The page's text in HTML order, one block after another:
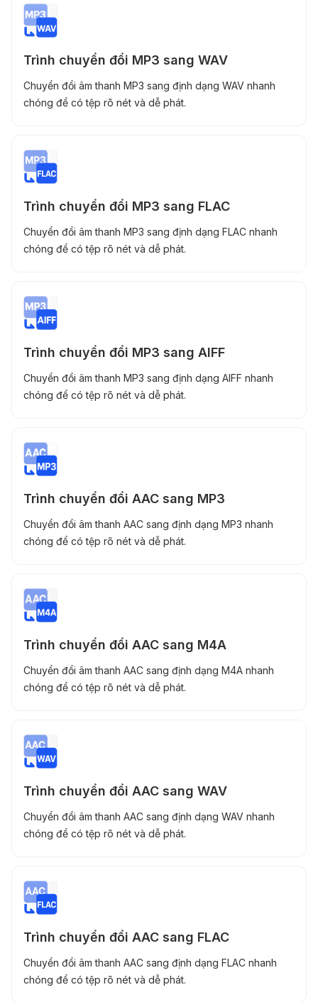
Trình chuyển đổi MP3 sang WAV
Chuyển đổi âm thanh MP3 sang định dạng WAV nhanh
chóng để có tệp rõ nét và dễ phát.
Trình chuyển đổi MP3 sang FLAC
Chuyển đổi âm thanh MP3 sang định dạng FLAC nhanh
chóng để có tệp rõ nét và dễ phát.
Trình chuyển đổi MP3 sang AIFF
Chuyển đổi âm thanh MP3 sang định dạng AIFF nhanh
chóng để có tệp rõ nét và dễ phát.
Trình chuyển đổi AAC sang MP3
Chuyển đổi âm thanh AAC sang định dạng MP3 nhanh
chóng để có tệp rõ nét và dễ phát.
Trình chuyển đổi AAC sang M4A
Chuyển đổi âm thanh AAC sang định dạng M4A nhanh
chóng để có tệp rõ nét và dễ phát.
Trình chuyển đổi AAC sang WAV
Chuyển đổi âm thanh AAC sang định dạng WAV nhanh
chóng để có tệp rõ nét và dễ phát.
Trình chuyển đổi AAC sang FLAC
Chuyển đổi âm thanh AAC sang định dạng FLAC nhanh
chóng để có tệp rõ nét và dễ phát.